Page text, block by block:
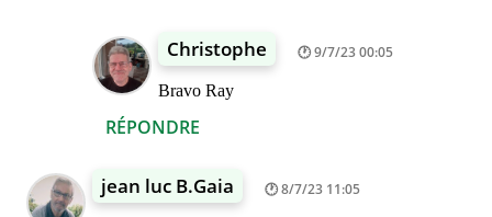
RÉPONDRE
Christophe 9/7/23 00:05
Bravo Ray
jean luc B.Gaia 8/7/23 11:05